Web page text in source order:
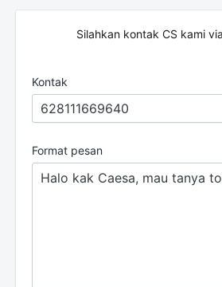
Silahkan kontak CS kami
Kontak
Format pesan